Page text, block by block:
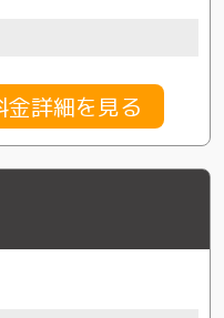
詳細を見る